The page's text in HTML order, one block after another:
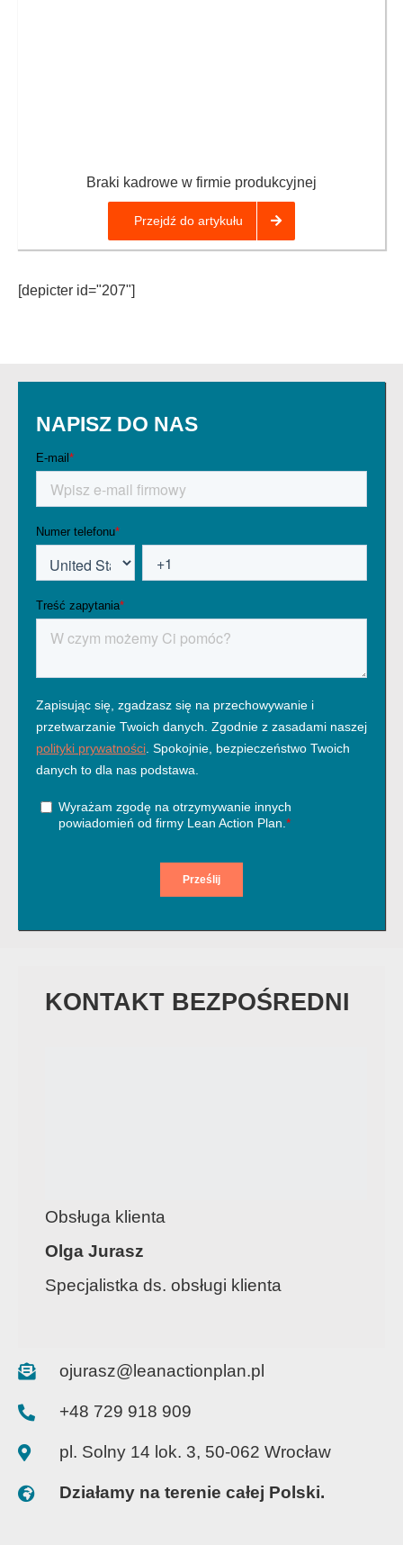
Braki kadrowe w firmie produkcyjnej
Przejdź do artykułu
[depicter id="207"]
NAPISZ DO NAS
KONTAKT BEZPOŚREDNI
Obsługa klienta
Olga Jurasz
Specjalistka ds. obsługi klienta
ojurasz@leanactionplan.pl
+48 729 918 909
pl. Solny 14 lok. 3, 50-062 Wrocław
Działamy na terenie całej Polski.